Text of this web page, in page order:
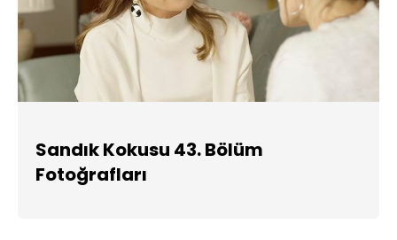
Sandık Kokusu 43. Bölüm
Fotoğrafları